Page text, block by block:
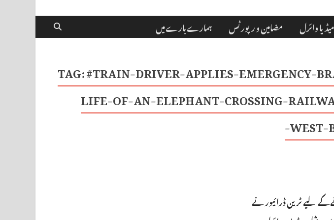
وائرل مضامین و رپورٹس ہمارے بارے میں
TAG:#TRAIN-DRIVER-APPLIES-EMERGENCY-
LIFE-OF-AN-ELEPHANT-CROSSING-
کے لیے ٹرین ڈرائیور نے